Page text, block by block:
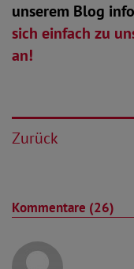
unserem Blog
sich einfach zu
an!
Zurück
Kommentare (26)